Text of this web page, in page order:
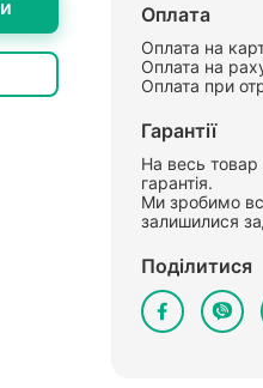
Оплата
Оплата на
Оплата на
Оплата при
Гарантії
На весь
гарантія.
Ми зробимо
залишилися
Поділитися